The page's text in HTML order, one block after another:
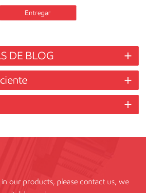
Entregar
DE BLOG
our products, please contact us, we